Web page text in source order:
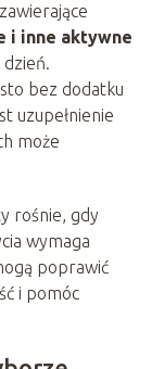
i inne aktywne
bez dodatku
uzupełnienie
może
rośnie, gdy
wymaga
poprawić
i pomóc